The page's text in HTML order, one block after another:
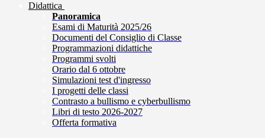
Didattica
Panoramica
Esami di Maturità 2025/26
Documenti del Consiglio di Classe
Programmazioni didattiche
Programmi svolti
Orario dal 6 ottobre
Simulazioni test d'ingresso
I progetti delle classi
Contrasto a bullismo e cyberbullismo
Libri di testo 2026-2027
Offerta formativa